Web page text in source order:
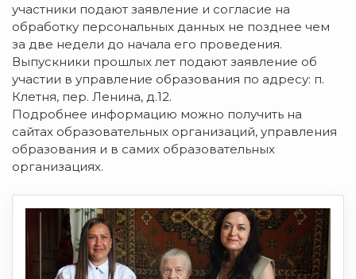
участники подают заявление и согласие на
обработку персональных данных не позднее чем
за две недели до начала его проведения.
Выпускники прошлых лет подают заявление об
участии в управление образования по адресу: п.
Клетня, пер. Ленина, д.12.
Подробнее информацию можно получить на
сайтах образовательных организаций, управления
образования и в самих образовательных
организациях.